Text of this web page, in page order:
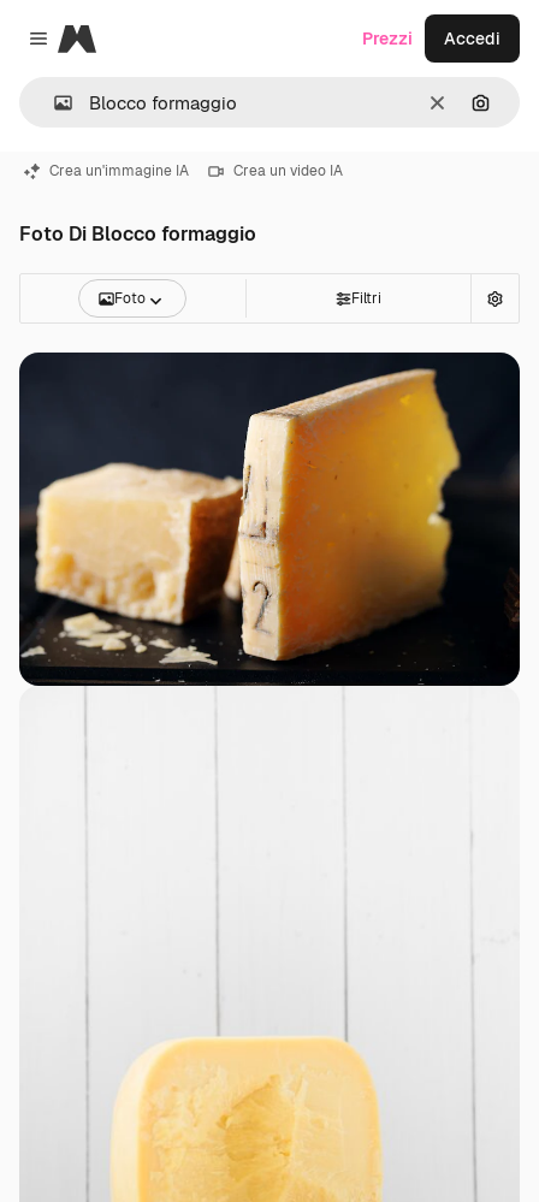
Close menu
Magnific
CancellaCerca
Prezzi Accedi
Crea un'immagine IA Crea un video IA
Foto Di Blocco formaggio
Foto Filtri